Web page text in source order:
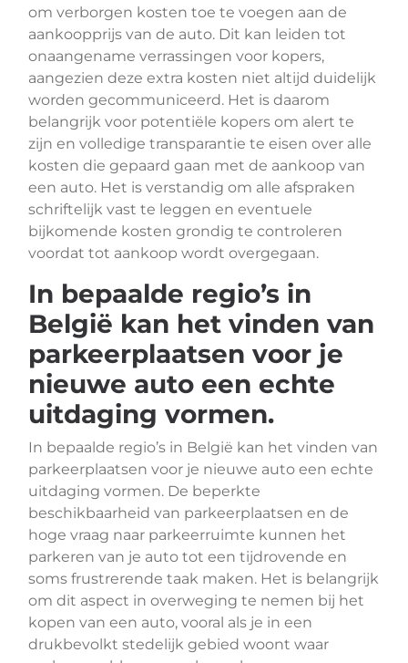
om verborgen kosten toe te voegen aan de
aankoopprijs van de auto. Dit kan leiden tot
onaangename verrassingen voor kopers,
aangezien deze extra kosten niet altijd duidelijk
worden gecommuniceerd. Het is daarom
belangrijk voor potentiële kopers om alert te
zijn en volledige transparantie te eisen over alle
kosten die gepaard gaan met de aankoop van
een auto. Het is verstandig om alle afspraken
schriftelijk vast te leggen en eventuele
bijkomende kosten grondig te controleren
voordat tot aankoop wordt overgegaan.
In bepaalde regio’s in
België kan het vinden van
parkeerplaatsen voor je
nieuwe auto een echte
uitdaging vormen.
In bepaalde regio’s in België kan het vinden van
parkeerplaatsen voor je nieuwe auto een echte
uitdaging vormen. De beperkte
beschikbaarheid van parkeerplaatsen en de
hoge vraag naar parkeerruimte kunnen het
parkeren van je auto tot een tijdrovende en
soms frustrerende taak maken. Het is belangrijk
om dit aspect in overweging te nemen bij het
kopen van een auto, vooral als je in een
drukbevolkt stedelijk gebied woont waar